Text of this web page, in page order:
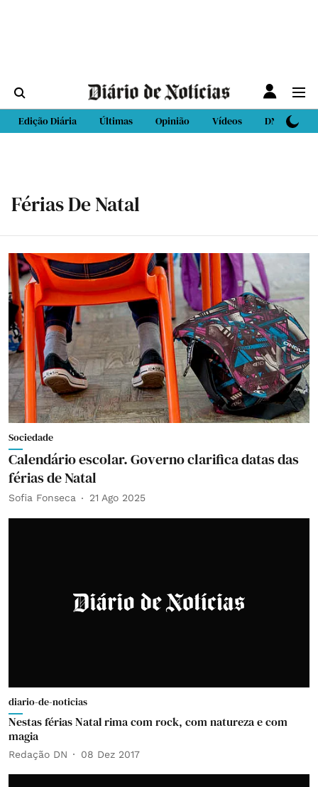
Edição Diária Últimas Opinião Vídeos DN Sport
Férias De Natal
Sociedade
Calendário escolar. Governo clarifica datas das
férias de Natal
Sofia Fonseca 21 Ago 2025
diario-de-noticias
Nestas férias Natal rima com rock, com natureza e com
magia
Redação DN 08 Dez 2017